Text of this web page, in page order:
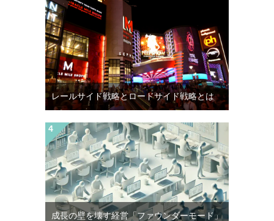
レールサイド戦略とロードサイド戦略とは
成長の壁を壊す経営「ファウンダーモード」